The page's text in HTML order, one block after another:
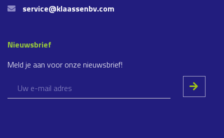
service@klaassenbv.com
Nieuwsbrief
Meld je aan voor onze nieuwsbrief!